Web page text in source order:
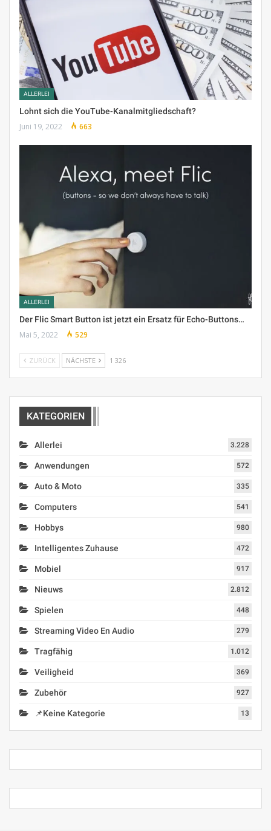
ALLERLEI
Lohnt sich die YouTube-Kanalmitgliedschaft?
Juni 19, 2022 663
ALLERLEI
Der Flic Smart Button ist jetzt ein Ersatz für Echo-Buttons…
Mai 5, 2022 529
ZURÜCK NÄCHSTE 1 326
KATEGORIEN
Allerlei 3.228
Anwendungen 572
Auto & Moto 335
Computers 541
Hobbys 980
Intelligentes Zuhause 472
Mobiel 917
Nieuws 2.812
Spielen 448
Streaming Video En Audio 279
Tragfähig 1.012
Veiligheid 369
Zubehör 927
📌Keine Kategorie 13